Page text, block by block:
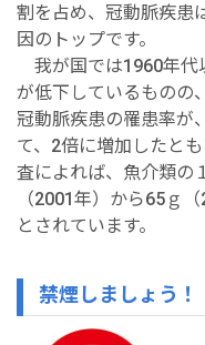
割を占め、冠動脈疾患
因のトップです。
我が国では1960年代
が低下しているものの
冠動脈疾患の罹患率が
て、2倍に増加したと
査によれば、魚介類の
（2001年）から65ｇ
とされています。
禁煙しましょう！